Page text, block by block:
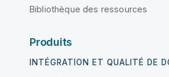
Bibliothèque des ressources
Produits
INTÉGRATION ET QUALITÉ DE